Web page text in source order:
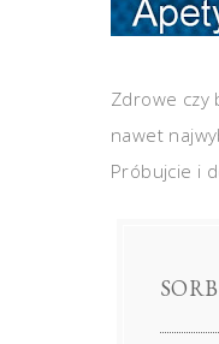
Zdrowe czy
nawet
Próbujcie i